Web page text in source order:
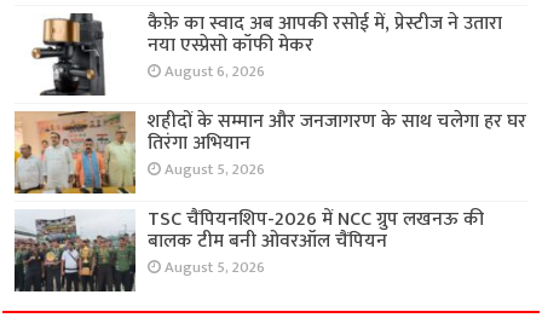
कैफ़े का स्वाद अब आपकी रसोई में, प्रेस्टीज ने उतारा
नया एस्प्रेसो कॉफी मेकर
August 6, 2026
शहीदों के सम्मान और जनजागरण के साथ चलेगा हर घर
तिरंगा अभियान
August 5, 2026
TSC चैंपियनशिप-2026 में NCC ग्रुप लखनऊ की
बालक टीम बनी ओवरऑल चैंपियन
August 5, 2026